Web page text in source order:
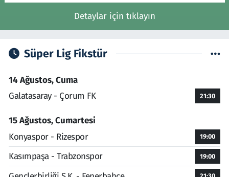
Detaylar için tıklayın
Süper Lig Fikstür
14 Ağustos, Cuma
Galatasaray - Çorum FK
21:30
15 Ağustos, Cumartesi
Konyaspor - Rizespor
19:00
Kasımpaşa - Trabzonspor 19:00